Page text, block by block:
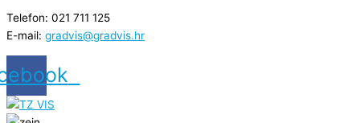
Telefon: 021 711 125
E-mail: gradvis@gradvis.hr